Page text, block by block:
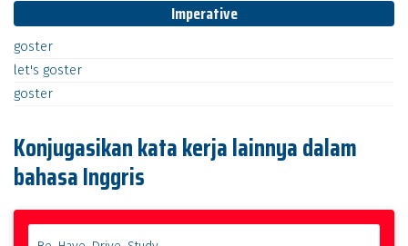
Imperative
goster
let's goster
goster
Konjugasikan kata kerja lainnya dalam
bahasa Inggris